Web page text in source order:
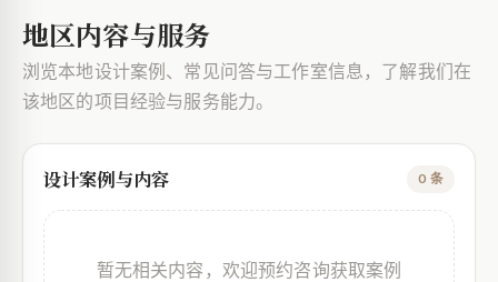
地区内容与服务
浏览本地设计案例、常见问答与工作室信息，了解我们在
该地区的项目经验与服务能力。
设计案例与内容 0 条
暂无相关内容，欢迎预约咨询获取案例